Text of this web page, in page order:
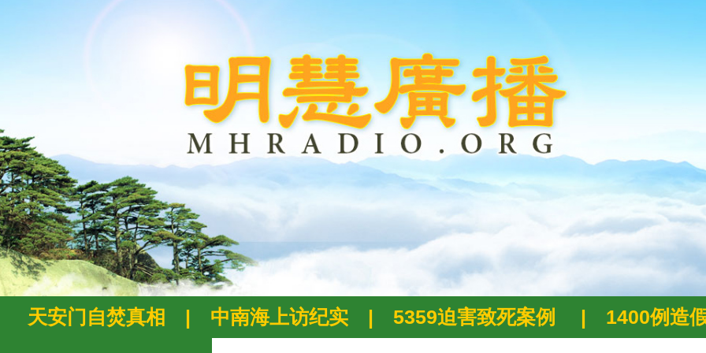
天安门自焚真相 | 中南海上访纪实 | 5359迫害致死案例 | 1400例造